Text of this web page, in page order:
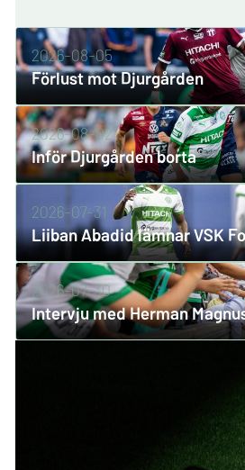
2026-08-05
Förlust mot Djurgården
2026-08-02
Inför Djurgården borta
2026-07-31
Liiban Abadid lämnar VSK
2026-07-30
Intervju med Herman